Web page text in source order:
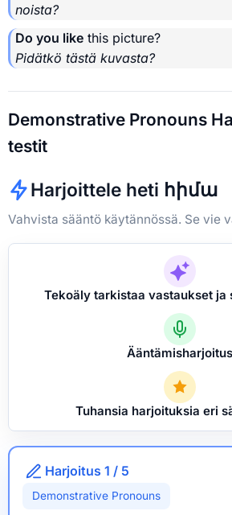
noista?
Do you like this picture?
Pidätkö tästä kuvasta?
Demonstrative Pronouns
testit
Harjoittele heti հիմա
Vahvista sääntö käytännössä. Se vie
Tekoäly tarkistaa vastaukset ja
Ääntämisharjoitus
Tuhansia harjoituksia eri
Harjoitus 1 / 5
Demonstrative Pronouns